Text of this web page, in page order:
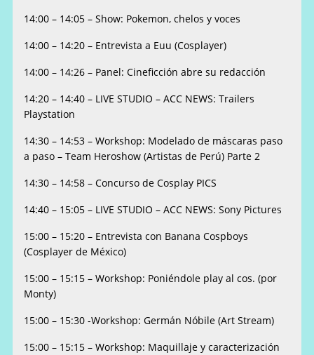
14:00 – 14:05 – Show: Pokemon, chelos y voces
14:00 – 14:20 – Entrevista a Euu (Cosplayer)
14:00 – 14:26 – Panel: Cineficción abre su redacción
14:20 – 14:40 – LIVE STUDIO – ACC NEWS: Trailers
Playstation
14:30 – 14:53 – Workshop: Modelado de máscaras paso
a paso – Team Heroshow (Artistas de Perú) Parte 2
14:30 – 14:58 – Concurso de Cosplay PICS
14:40 – 15:05 – LIVE STUDIO – ACC NEWS: Sony Pictures
15:00 – 15:20 – Entrevista con Banana Cospboys
(Cosplayer de México)
15:00 – 15:15 – Workshop: Poniéndole play al cos. (por
Monty)
15:00 – 15:30 -Workshop: Germán Nóbile (Art Stream)
15:00 – 15:15 – Workshop: Maquillaje y caracterización